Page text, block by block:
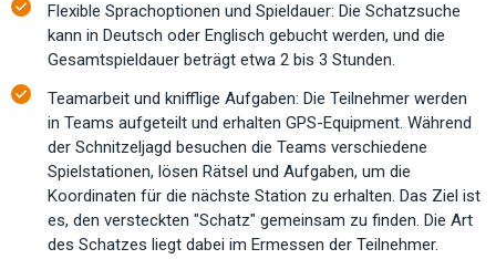
Flexible Sprachoptionen und Spieldauer: Die Schatzsuche
kann in Deutsch oder Englisch gebucht werden, und die
Gesamtspieldauer beträgt etwa 2 bis 3 Stunden.
Teamarbeit und knifflige Aufgaben: Die Teilnehmer werden
in Teams aufgeteilt und erhalten GPS-Equipment. Während
der Schnitzeljagd besuchen die Teams verschiedene
Spielstationen, lösen Rätsel und Aufgaben, um die
Koordinaten für die nächste Station zu erhalten. Das Ziel ist
es, den versteckten "Schatz" gemeinsam zu finden. Die Art
des Schatzes liegt dabei im Ermessen der Teilnehmer.